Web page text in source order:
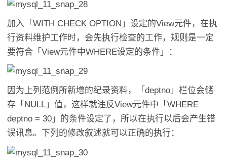
加入「WITH CHECK OPTION」设定的View元件，在执
行资料维护工作时，会先执行检查的工作，规则是一定
要符合「View元件中WHERE设定的条件」：
因为上列范例所新增的纪录资料，「deptno」栏位会储
存「NULL」值，这样就违反View元件中「WHERE
deptno = 30」的条件设定了，所以在执行以后会产生错
误讯息。下列的修改叙述就可以正确的执行：